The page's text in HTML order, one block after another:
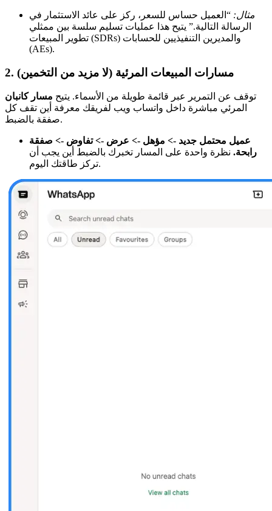
مثال: “العميل حساس للسعر، ركز على عائد الاستثمار في
الرسالة التالية.” يتيح هذا عمليات تسليم سلسة بين ممثلي
تطوير المبيعات (SDRs) والمديرين التنفيذيين للحسابات
(AEs).
2. مسارات المبيعات المرئية (لا مزيد من التخمين)
توقف عن التمرير عبر قائمة طويلة من الأسماء. يتيح مسار كانبان
المرئي مباشرة داخل واتساب ويب لفريقك معرفة أين تقف كل
صفقة بالضبط.
عميل محتمل جديد -> مؤهل -> عرض -> تفاوض -> صفقة
رابحة. نظرة واحدة على المسار تخبرك بالضبط أين يجب أن
تركز طاقتك اليوم.